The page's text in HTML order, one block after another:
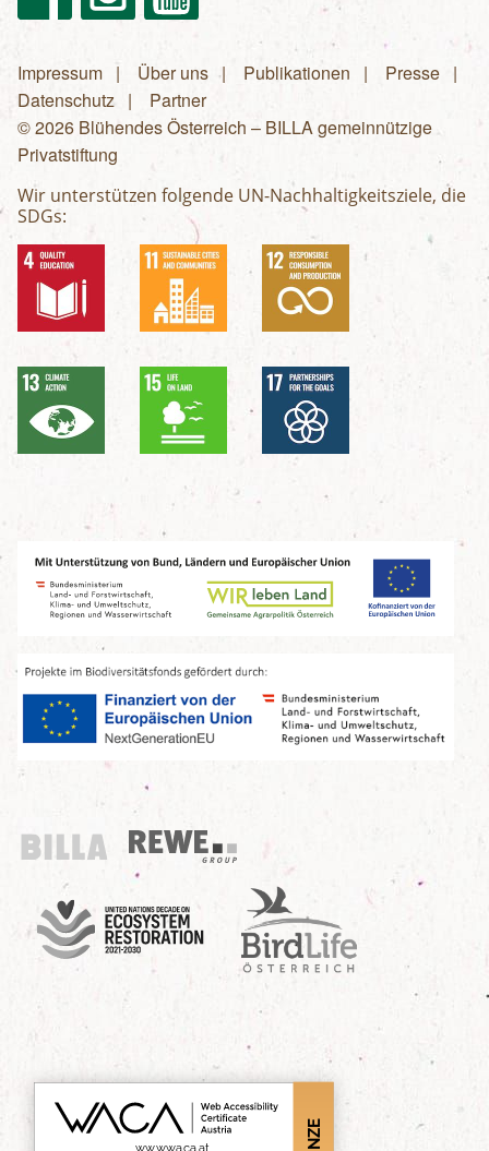
Fußzeilenmenü
Impressum Über uns Publikationen
Presse
Datenschutz
Partner
© 2026 Blühendes Österreich – BILLA gemeinnützige
Privatstiftung
Wir unterstützen folgende UN-Nachhaltigkeitsziele, die
SDGs:
Billa
REWE Group
UN Decade
Birdlife